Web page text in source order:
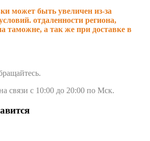
может быть увеличен из-за
отдаленности региона,
таможне, а так же при доставке в
связи с 10:00 до 20:00 по Мск.